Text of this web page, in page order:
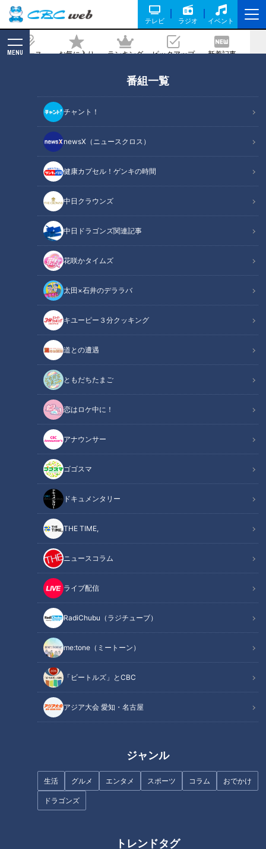
テレビ ラジオ イベント
ニュース お気に入り ランキング ピックアップ 新着記事
MENU
番組一覧
チャント！
newsX（ニュースクロス）
健康カプセル！ゲンキの時間
中日クラウンズ
中日ドラゴンズ関連記事
花咲かタイムズ
太田×石井のデララバ
キユーピー３分クッキング
道との遭遇
ともだちたまご
恋はロケ中に！
アナウンサー
ゴゴスマ
ドキュメンタリー
THE TIME,
ニュースコラム
ライブ配信
RadiChubu（ラジチューブ）
me:tone（ミートーン）
「ビートルズ」とCBC
アジア大会 愛知・名古屋
ジャンル
生活 グルメ エンタメ スポーツ コラム おでかけ
ドラゴンズ
トレンドタグ
ード『いきものクッキー』を調査！ まる
で標本？ リアルかわいいクッキーが
1000種類も並ぶ店
2025/03/17 17:04
2025年3月14日放送
CBCテレビ『チャント！』いただきます！ほぼ地元だけ 愛されフード
チャント！
いただきます！ほぼ地元だけ愛されフード
その町以外ではあまり知られていないけど…地元の人はみんな
知っている！ その町で生まれ、根づく愛されフードを加藤愛
が全力で調査します。今回は、『三重・桑名市』の『いきもの
クッキー』です。
関連リンク
【動画はコチラ】ほぼ三重・桑名市だけ愛され
「食べていいんですか？」と思わず聞いてしまうかわいら
しさ
生地の積み重ねやアイシングで表情豊かなクッキーに
生き物を実際に見て商品作り！ 新作も楽しみ
オススメ関連コンテンツ
「食べていいんですか？」と思わず聞いてしまう
かわいらしさ